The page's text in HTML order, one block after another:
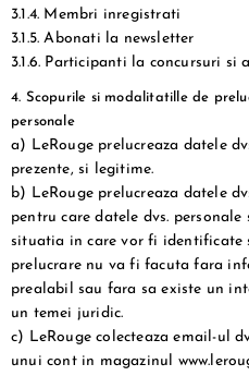
3.1.4. Membri inregistrati
3.1.5. Abonati la newsletter
3.1.6. Participanti la concursuri si
4. Scopurile si modalitatille de
personale
a) LeRouge prelucreaza datele
prezente, si legitime.
b) LeRouge prelucreaza datele
pentru care datele dvs.
situatia in care vor fi identificate
prelucrare nu va fi facuta fara
prealabil sau fara sa existe un
un temei juridic.
c) LeRouge colecteaza email-ul
unui cont in magazinul